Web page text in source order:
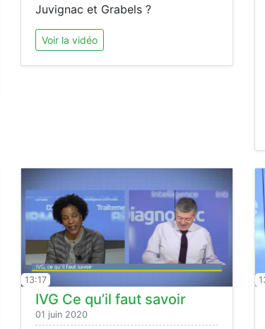
Juvignac et Grabels ?
Voir la vidéo
13:17
IVG Ce qu’il faut savoir
01 juin 2020